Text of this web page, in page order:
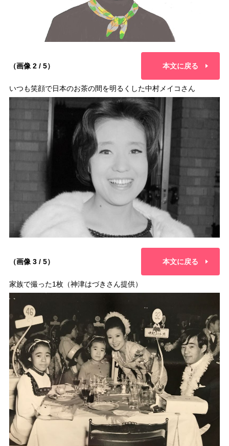
（画像 2 / 5） 本文に戻る
いつも笑顔で日本のお茶の間を明るくした中村メイコさん
（画像 3 / 5） 本文に戻る
家族で撮った1枚（神津はづきさん提供）